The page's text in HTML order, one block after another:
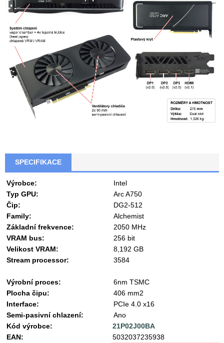
SPECIFIKACE
Výrobce:
Intel
Typ GPU:
Arc A750
Čip:
DG2-512
Family:
Alchemist
Základní frekvence:
2050 MHz
VRAM bus:
256 bit
Velikost VRAM:
8,192 GB
Stream processor:
3584
Výrobní proces:
6nm TSMC
Plocha čipu:
406 mm2
Interface:
PCIe 4.0 x16
Semi-pasivní chlazení:
Ano
Kód výrobce:
21P02J00BA
EAN:
5032037235938